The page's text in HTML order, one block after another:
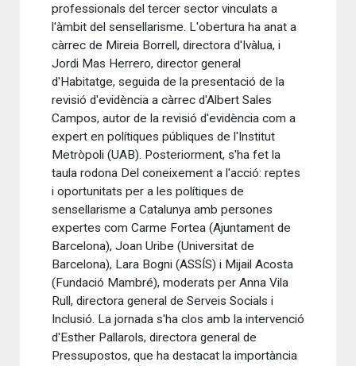
professionals del tercer sector vinculats a
l'àmbit del sensellarisme. L'obertura ha anat a
càrrec de Mireia Borrell, directora d'Ivàlua, i
Jordi Mas Herrero, director general
d'Habitatge, seguida de la presentació de la
revisió d'evidència a càrrec d'Albert Sales
Campos, autor de la revisió d'evidència com a
expert en polítiques públiques de l'Institut
Metròpoli (UAB). Posteriorment, s'ha fet la
taula rodona Del coneixement a l'acció: reptes
i oportunitats per a les polítiques de
sensellarisme a Catalunya amb persones
expertes com Carme Fortea (Ajuntament de
Barcelona), Joan Uribe (Universitat de
Barcelona), Lara Bogni (ASSÍS) i Mijail Acosta
(Fundació Mambré), moderats per Anna Vila
Rull, directora general de Serveis Socials i
Inclusió. La jornada s'ha clos amb la intervenció
d'Esther Pallarols, directora general de
Pressupostos, que ha destacat la importància